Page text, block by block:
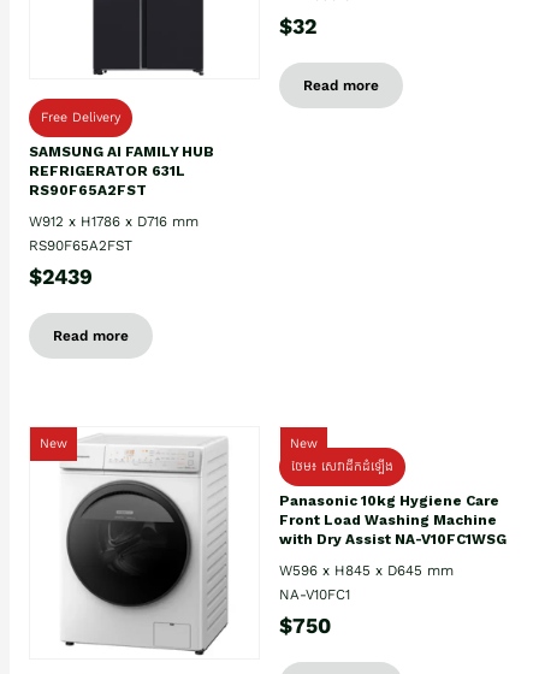
Free Delivery
SAMSUNG AI FAMILY HUB
REFRIGERATOR 631L
RS90F65A2FST
W912 x H1786 x D716 mm
RS90F65A2FST
$2439
Read more
$32
Read more
New
New
ថែម៖ សេវាដឹកដំឡើង
Panasonic 10kg Hygiene Care
Front Load Washing Machine
with Dry Assist NA-V10FC1WSG
W596 x H845 x D645 mm
NA-V10FC1
$750